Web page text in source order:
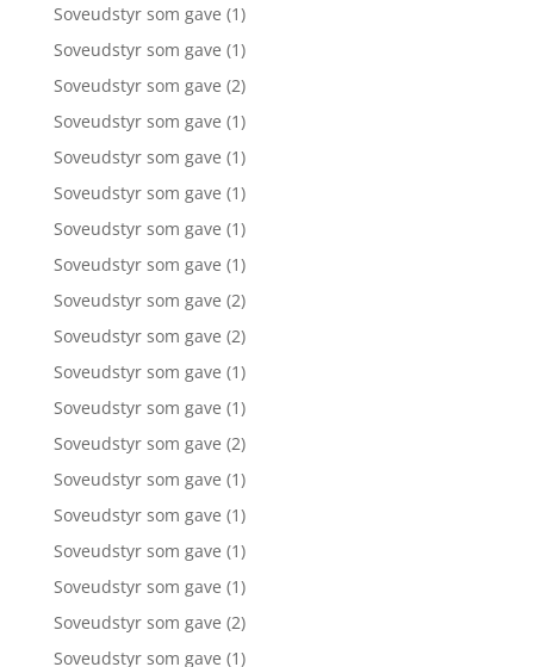
Soveudstyr som gave (1)
Soveudstyr som gave (1)
Soveudstyr som gave (2)
Soveudstyr som gave (1)
Soveudstyr som gave (1)
Soveudstyr som gave (1)
Soveudstyr som gave (1)
Soveudstyr som gave (1)
Soveudstyr som gave (2)
Soveudstyr som gave (2)
Soveudstyr som gave (1)
Soveudstyr som gave (1)
Soveudstyr som gave (2)
Soveudstyr som gave (1)
Soveudstyr som gave (1)
Soveudstyr som gave (1)
Soveudstyr som gave (1)
Soveudstyr som gave (2)
Soveudstyr som gave (1)